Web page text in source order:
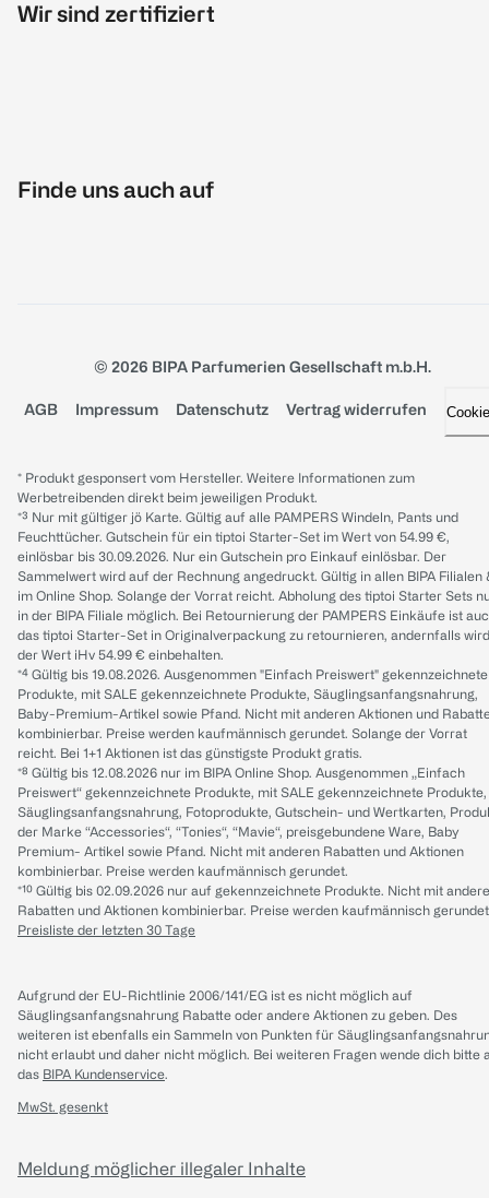
Wir sind zertifiziert
Finde uns auch auf
© 2026 BIPA Parfumerien Gesellschaft m.b.H.
AGB Impressum Datenschutz Vertrag widerrufen
* Produkt gesponsert vom Hersteller. Weitere Informationen zum
Werbetreibenden direkt beim jeweiligen Produkt.
*³ Nur mit gültiger jö Karte. Gültig auf alle PAMPERS Windeln, Pants und
Feuchttücher. Gutschein für ein tiptoi Starter-Set im Wert von 54.99 €,
einlösbar bis 30.09.2026. Nur ein Gutschein pro Einkauf einlösbar. Der
Sammelwert wird auf der Rechnung angedruckt. Gültig in allen BIPA Filialen
im Online Shop. Solange der Vorrat reicht. Abholung des tiptoi Starter Sets
in der BIPA Filiale möglich. Bei Retournierung der PAMPERS Einkäufe ist
das tiptoi Starter-Set in Originalverpackung zu retournieren, andernfalls wird
der Wert iHv 54.99 € einbehalten.
*⁴ Gültig bis 19.08.2026. Ausgenommen "Einfach Preiswert" gekennzeichnete
Produkte, mit SALE gekennzeichnete Produkte, Säuglingsanfangsnahrung,
Baby-Premium-Artikel sowie Pfand. Nicht mit anderen Aktionen und
kombinierbar. Preise werden kaufmännisch gerundet. Solange der Vorrat
reicht. Bei 1+1 Aktionen ist das günstigste Produkt gratis.
*⁸ Gültig bis 12.08.2026 nur im BIPA Online Shop. Ausgenommen „Einfach
Preiswert“ gekennzeichnete Produkte, mit SALE gekennzeichnete Produkte,
Säuglingsanfangsnahrung, Fotoprodukte, Gutschein- und Wertkarten,
der Marke “Accessories“, “Tonies“, “Mavie“, preisgebundene Ware, Baby
Premium- Artikel sowie Pfand. Nicht mit anderen Rabatten und Aktionen
kombinierbar. Preise werden kaufmännisch gerundet.
*¹⁰ Gültig bis 02.09.2026 nur auf gekennzeichnete Produkte. Nicht mit
Rabatten und Aktionen kombinierbar. Preise werden kaufmännisch
Preisliste der letzten 30 Tage
Aufgrund der EU-Richtlinie 2006/141/EG ist es nicht möglich auf
Säuglingsanfangsnahrung Rabatte oder andere Aktionen zu geben. Des
weiteren ist ebenfalls ein Sammeln von Punkten für
nicht erlaubt und daher nicht möglich. Bei weiteren Fragen wende dich bitte
das BIPA Kundenservice.
MwSt. gesenkt
Meldung möglicher illegaler Inhalte